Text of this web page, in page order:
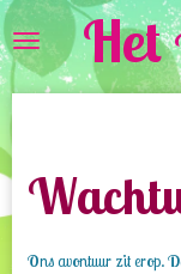
Ga
direct
naar
de
hoofdinhoud
Het
Ons avontuur zit erop.